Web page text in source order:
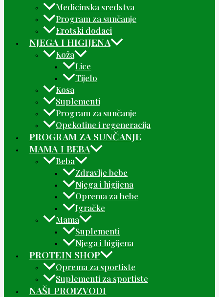
Medicinska sredstva
Program za sunčanje
Erotski dodaci
NJEGA I HIGIJENA
Koža
Lice
Tijelo
Kosa
Suplementi
Program za sunčanje
Opekotine i regeneracija
PROGRAM ZA SUNČANJE
MAMA I BEBA
Beba
Zdravlje bebe
Njega i higijena
Oprema za bebe
Igračke
Mama
Suplementi
Njega i higijena
PROTEIN SHOP
Oprema za sportiste
Suplementi za sportiste
NAŠI PROIZVODI